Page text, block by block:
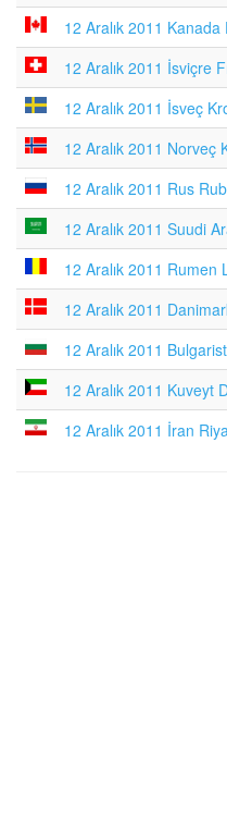
12 Aralık 2011
12 Aralık 2011 İsviçre
12 Aralık 2011 İsveç
12 Aralık 2011 Norveç
12 Aralık 2011 Rus
12 Aralık 2011 Suudi
12 Aralık 2011 Rumen
12 Aralık 2011
12 Aralık 2011
12 Aralık 2011 Kuveyt
12 Aralık 2011 İran